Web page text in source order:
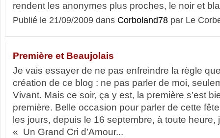
rendent les anonymes plus proches, le noir et
Publié le 21/09/2009 dans Corboland78 par Le
Première et Beaujolais
Je vais essayer de ne pas enfreindre la règle
création de ce blog : ne pas parler de moi,
Vivant. Mais ce soir, ça y est, la première s’est
première. Belle occasion pour parler de cette
les jours, depuis le 16 septembre, à toute heure,
« Un Grand Cri d’Amour...